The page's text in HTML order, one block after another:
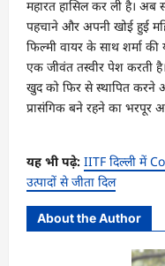
महारत हासिल कर ली है।
पहचाने और अपनी खोई हुई
फिल्मी वायर के साथ शर्मा
एक जीवंत तस्वीर पेश करती
खुद को फिर से स्थापित करने
प्रासंगिक बने रहने का भरपूर
यह भी पढ़े: IITF दिल्ली में
उत्पादों से जीता दिल
About the Author